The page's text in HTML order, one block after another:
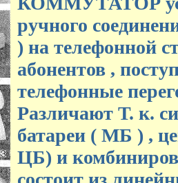
ручного
) на телефонной
абонентов ,
телефонные
Различают Т. к.
батареи ( МБ ) ,
ЦБ) и